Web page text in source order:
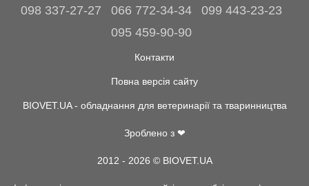
098 337-27-27
066 772-34-34
099 443-23-23
095 459-90-90
Контакти
Повна версія сайту
BIOVET.UA - обладнання для ветеринарії та тваринництва
Зроблено з ❤
2012 - 2026 © BIOVET.UA